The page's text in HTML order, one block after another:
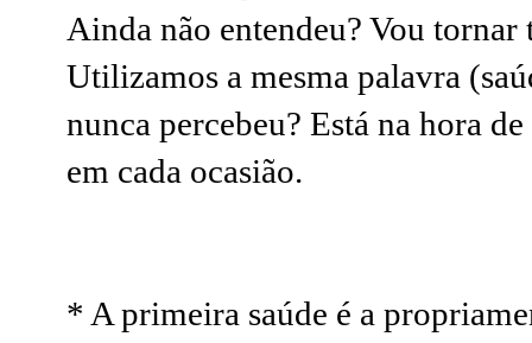
Ainda não entendeu? Vou
Utilizamos a mesma palavra
nunca percebeu? Está na hora
em cada ocasião.
* A primeira saúde é a